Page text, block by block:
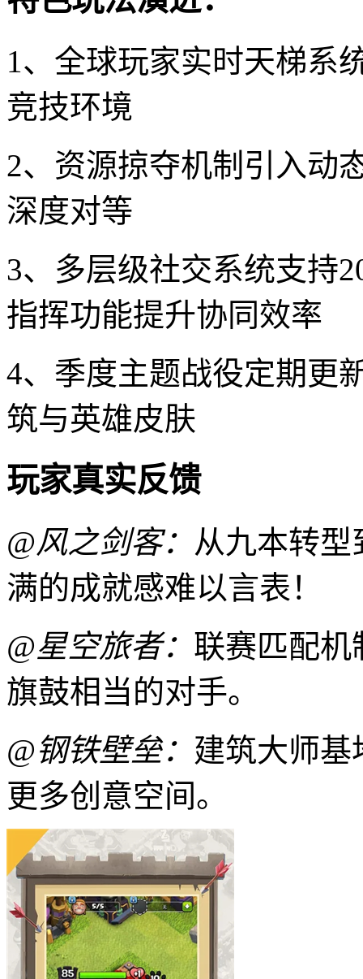
1、全球玩家实时天梯系
竞技环境
2、资源掠夺机制引入动
深度对等
3、多层级社交系统支持
指挥功能提升协同效率
4、季度主题战役定期更
筑与英雄皮肤
玩家真实反馈
@风之剑客： 从九本转
满的成就感难以言表！
@星空旅者： 联赛匹配机
旗鼓相当的对手。
@钢铁壁垒： 建筑大师基
更多创意空间。